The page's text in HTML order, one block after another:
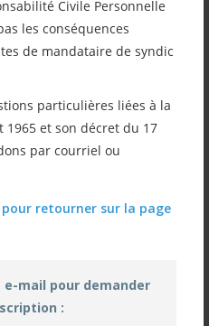
Civile Personnelle
les conséquences
de mandataire de syndic
particulières liées à la
1965 et son décret du 17
par courriel ou
pour retourner sur la page
mail pour demander
:
abordés : Arrêt
le PV en AG –
: mise en
– l’isolation
assure : LIGAP…